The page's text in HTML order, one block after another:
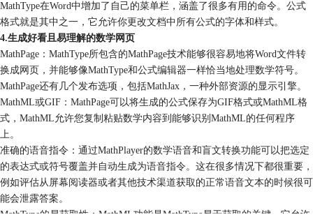
MathType在Word中增加了自己的菜单栏，涵盖了很多有用的命令。公式
格式就是其中之一，它允许你更改文档中所有公式的字体和样式。
4.生成好看且易理解的数学网页
MathPage：MathType所包含的MathPage技术能够很容易地将Word文件转
换成网页，并能够像MathType和公式编辑器一样恰当地处理数学符号。
MathPage还有几个发布选项，包括MathJax，一种外部资源的显示引擎。
MathML或GIF：MathPage可以将生成的公式保存为GIF格式或MathML格
式，MathML允许您复制粘贴数学内容到能够识别MathML的任何程序
上。
准确的语音指令：通过MathPlayer的数学语音和盲文转换功能可以把选定
的表达式或符号覆盖并自动生成为语音指令。这在很多情况下都很重要，
例如评估从屏幕阅读器或者其他技术渠道获取的正常语音文本的时候很可
能会泄露答案。
MathType的易获取性：MathML功能是MathType易于获取的关键，它允许